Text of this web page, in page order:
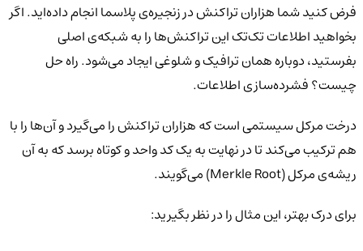
فرض کنید شما هزاران تراکنش در زنجیره‌ی پلاسما انجام داده‌اید. اگر
بخواهید اطلاعات تک‌تک این تراکنش‌ها را به شبکه‌ی اصلی
بفرستید، دوباره همان ترافیک و شلوغی ایجاد می‌شود. راه حل
چیست؟ فشرده‌سازی اطلاعات.
درخت مرکل سیستمی است که هزاران تراکنش را می‌گیرد و آن‌ها را با
هم ترکیب می‌کند تا در نهایت به یک کد واحد و کوتاه برسد که به آن
ریشه‌ی مرکل (Merkle Root) می‌گویند.
برای درک بهتر، این مثال را در نظر بگیرید: